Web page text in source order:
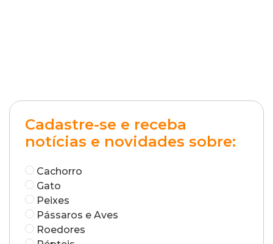
Cadastre-se e receba
notícias e novidades sobre:
Cachorro
Gato
Peixes
Pássaros e Aves
Roedores